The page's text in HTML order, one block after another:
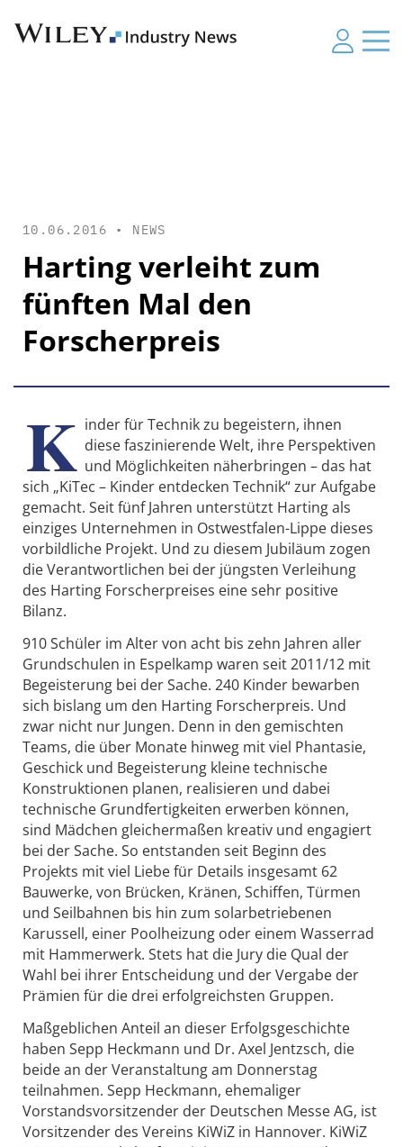
10.06.2016 • NEWS
Harting verleiht zum
fünften Mal den
Forscherpreis
K inder für Technik zu begeistern, ihnen
diese faszinierende Welt, ihre Perspektiven
und Möglichkeiten näherbringen – das hat
sich „KiTec – Kinder entdecken Technik“ zur Aufgabe
gemacht. Seit fünf Jahren unterstützt Harting als
einziges Unternehmen in Ostwestfalen-Lippe dieses
vorbildliche Projekt. Und zu diesem Jubiläum zogen
die Verantwortlichen bei der jüngsten Verleihung
des Harting Forscherpreises eine sehr positive
Bilanz.
910 Schüler im Alter von acht bis zehn Jahren aller
Grundschulen in Espelkamp waren seit 2011/12 mit
Begeisterung bei der Sache. 240 Kinder bewarben
sich bislang um den Harting Forscherpreis. Und
zwar nicht nur Jungen. Denn in den gemischten
Teams, die über Monate hinweg mit viel Phantasie,
Geschick und Begeisterung kleine technische
Konstruktionen planen, realisieren und dabei
technische Grundfertigkeiten erwerben können,
sind Mädchen gleichermaßen kreativ und engagiert
bei der Sache. So entstanden seit Beginn des
Projekts mit viel Liebe für Details insgesamt 62
Bauwerke, von Brücken, Kränen, Schiffen, Türmen
und Seilbahnen bis hin zum solarbetriebenen
Karussell, einer Poolheizung oder einem Wasserrad
mit Hammerwerk. Stets hat die Jury die Qual der
Wahl bei ihrer Entscheidung und der Vergabe der
Prämien für die drei erfolgreichsten Gruppen.
Maßgeblichen Anteil an dieser Erfolgsgeschichte
haben Sepp Heckmann und Dr. Axel Jentzsch, die
beide an der Veranstaltung am Donnerstag
teilnahmen. Sepp Heckmann, ehemaliger
Vorstandsvorsitzender der Deutschen Messe AG, ist
Vorsitzender des Vereins KiWiZ in Hannover. KiWiZ